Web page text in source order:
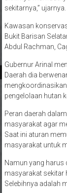
sekitarnya,” ujarnya.
Kawasan
Bukit Barisan
Abdul Rachman,
Gubernur Arinal
Daerah dia
pengelolaan hutan
Peran daerah
masyarakat agar
Saat ini aturan
masyarakat untuk
Namun yang harus
masyarakat sekitar
Selebihnya adalah